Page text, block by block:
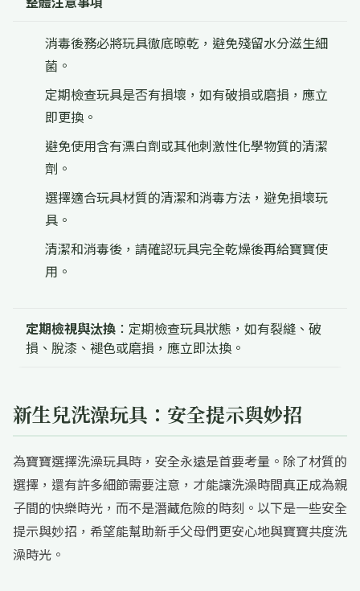
消毒後務必將玩具徹底晾乾，避免殘留水分滋生細
菌。
定期檢查玩具是否有損壞，如有破損或磨損，應立
即更換。
避免使用含有漂白劑或其他刺激性化學物質的清潔
劑。
選擇適合玩具材質的清潔和消毒方法，避免損壞玩
具。
清潔和消毒後，請確認玩具完全乾燥後再給寶寶使
用。
定期檢視與汰換 ：定期檢查玩具狀態，如有裂縫、破
損、脫漆、褪色或磨損，應立即汰換。
新生兒洗澡玩具：安全提示與妙招
為寶寶選擇洗澡玩具時，安全永遠是首要考量。除了材質的
選擇，還有許多細節需要注意，才能讓洗澡時間真正成為親
子間的快樂時光，而不是潛藏危險的時刻。以下是一些安全
提示與妙招，希望能幫助新手父母們更安心地與寶寶共度洗
澡時光。